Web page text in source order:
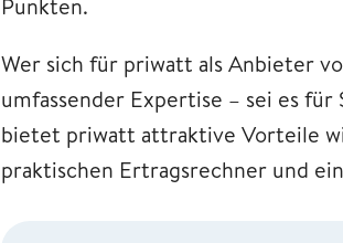
Wer sich für priwatt als Anbieter
umfassender Expertise – sei es für
bietet priwatt attraktive Vorteile
praktischen Ertragsrechner und